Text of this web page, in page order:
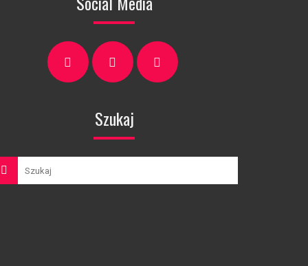
Szukaj